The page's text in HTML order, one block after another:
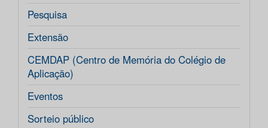
Pesquisa
Extensão
CEMDAP (Centro de Memória do Colégio de
Aplicação)
Eventos
Sorteio público